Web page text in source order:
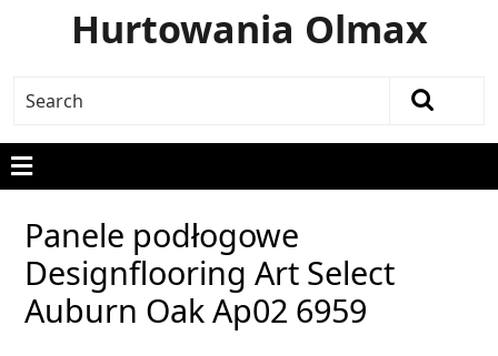
Hurtowania Olmax
Panele podłogowe
Designflooring Art Select
Auburn Oak Ap02 6959